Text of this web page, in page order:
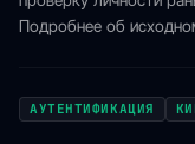
Подробнее об
АУТЕНТИФИКАЦИЯ